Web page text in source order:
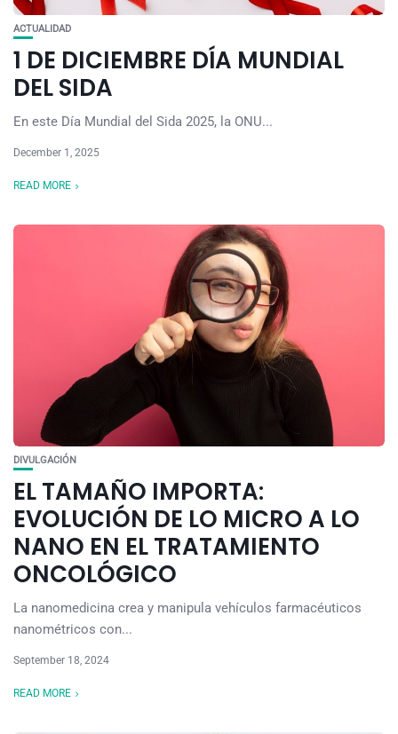
ACTUALIDAD
1 DE DICIEMBRE DÍA MUNDIAL
DEL SIDA
En este Día Mundial del Sida 2025, la ONU...
December 1, 2025
READ MORE
DIVULGACIÓN
EL TAMAÑO IMPORTA:
EVOLUCIÓN DE LO MICRO A LO
NANO EN EL TRATAMIENTO
ONCOLÓGICO
La nanomedicina crea y manipula vehículos farmacéuticos
nanométricos con...
September 18, 2024
READ MORE